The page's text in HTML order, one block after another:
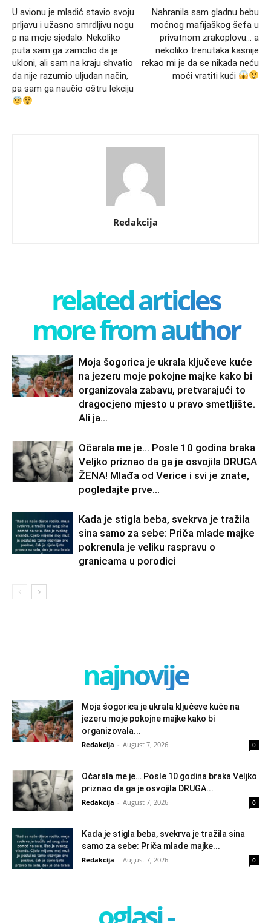
U avionu je mladić stavio svoju
prljavu i užasno smrdljivu nogu
р na moje sjedalo: Nekoliko
puta sam ga zamolio da je
ukloni, ali sam na kraju shvatio
da nije razumio uljudan način,
pa sam ga naučio oštru lekciju
Nahranila sam gladnu bebu
moćnog mafijaškog šefa u
privatnom zrakoplovu… a
nekoliko trenutaka kasnije
rekao mi je da se nikada neću
moći vratiti kući
Redakcija
related articles
more from author
Moja šogorica je ukrala ključeve kuće
na jezeru moje pokojne majke kako bi
organizovala zabavu, pretvarajući to
dragocjeno mjesto u pravo smetljište.
Ali ja...
Očarala me je… Posle 10 godina braka
Veljko priznao da ga je osvojila DRUGA
ŽENA! Mlađa od Verice i svi je znate,
pogledajte prve...
Kada je stigla beba, svekrva je tražila
sina samo za sebe: Priča mlade majke
pokrenula je veliku raspravu o
granicama u porodici
najnovije
Moja šogorica je ukrala ključeve kuće na
jezeru moje pokojne majke kako bi
organizovala...
Redakcija - August 7, 2026 0
Očarala me je… Posle 10 godina braka Veljko
priznao da ga je osvojila DRUGA...
Redakcija - August 7, 2026 0
Kada je stigla beba, svekrva je tražila sina
samo za sebe: Priča mlade majke...
Redakcija - August 7, 2026 0